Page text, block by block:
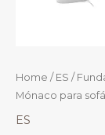
Home / ES /
Mónaco para
ES